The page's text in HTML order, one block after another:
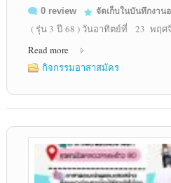
0 review
จัดเก็บในบันทึกงาน
( รุ่น 3 ปี 68 ) วันอาทิตย์ที่ 23 พฤศ
Read more
กิจกรรมอาสาสมัคร